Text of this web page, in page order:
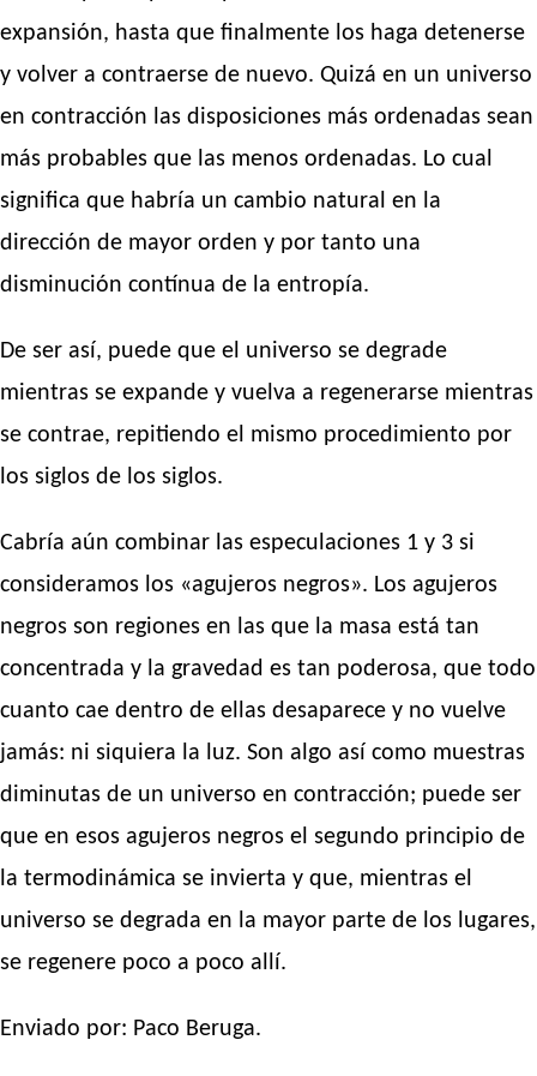
expansión, hasta que finalmente los haga detenerse
y volver a contraerse de nuevo. Quizá en un universo
en contracción las disposiciones más ordenadas sean
más probables que las menos ordenadas. Lo cual
significa que habría un cambio natural en la
dirección de mayor orden y por tanto una
disminución contínua de la entropía.
De ser así, puede que el universo se degrade
mientras se expande y vuelva a regenerarse mientras
se contrae, repitiendo el mismo procedimiento por
los siglos de los siglos.
Cabría aún combinar las especulaciones 1 y 3 si
consideramos los «agujeros negros». Los agujeros
negros son regiones en las que la masa está tan
concentrada y la gravedad es tan poderosa, que todo
cuanto cae dentro de ellas desaparece y no vuelve
jamás: ni siquiera la luz. Son algo así como muestras
diminutas de un universo en contracción; puede ser
que en esos agujeros negros el segundo principio de
la termodinámica se invierta y que, mientras el
universo se degrada en la mayor parte de los lugares,
se regenere poco a poco allí.
Enviado por: Paco Beruga.